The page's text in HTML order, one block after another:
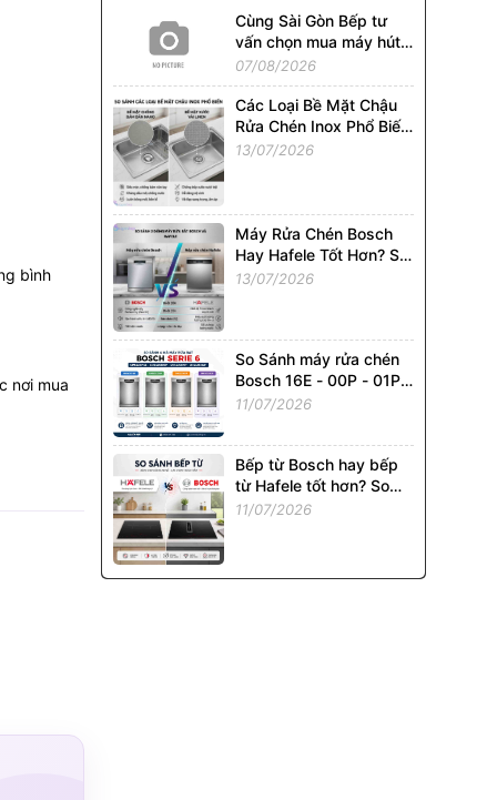
bình
nơi mua
Cùng Sài Gòn Bếp tư
vấn chọn mua máy hút
mùi phù hợp với từng
căn bếp !!!
07/08/2026
Các Loại Bề Mặt Chậu
Rửa Chén Inox Phổ Biến
Tại Việt Nam. So Sánh
13/07/2026
Máy Rửa Chén Bosch
Hay Hafele Tốt Hơn? So
Sánh Chi Tiết Từ A - Z
13/07/2026
So Sánh máy rửa chén
Bosch 16E - 00P - 01P -
02P: Model Nào Đáng
11/07/2026
Bếp từ Bosch hay bếp
từ Hafele tốt hơn? So
sánh chi tiết từ A - Z
11/07/2026